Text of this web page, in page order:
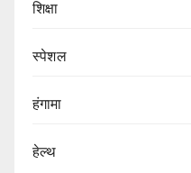
शिक्षा
स्पेशल
हंगामा
हेल्थ